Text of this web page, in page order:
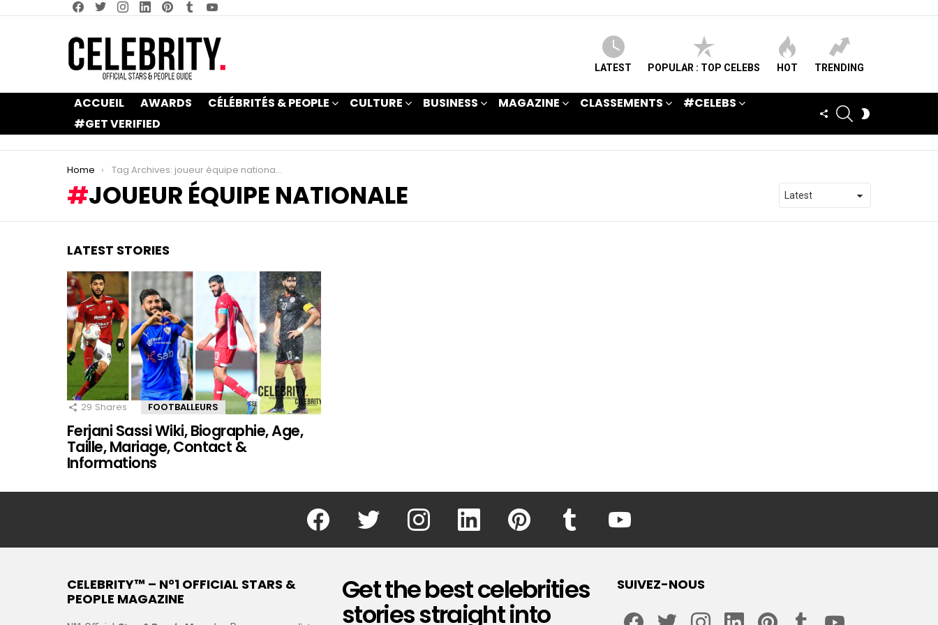
LATEST POPULAR : TOP CELEBS HOT TRENDING
ACCUEIL AWARDS CÉLÉBRITÉS & PEOPLE CULTURE BUSINESS MAGAZINE CLASSEMENTS
#CELEBS
#GET VERIFIED
FOLLOWSEARCH
You are here:
Home Tag Archives: joueur équipe nationale
JOUEUR ÉQUIPE NATIONALE
LATEST STORIES
29 Shares FOOTBALLEURS
Ferjani Sassi Wiki, Biographie, Age,
Taille, Mariage, Contact &
Informations
facebook twitter instagram linkedin pinterest youtube
CELEBRITY™ – N°1 OFFICIAL STARS &
PEOPLE MAGAZINE
Get the best celebrities
stories straight into
SUIVEZ-NOUS